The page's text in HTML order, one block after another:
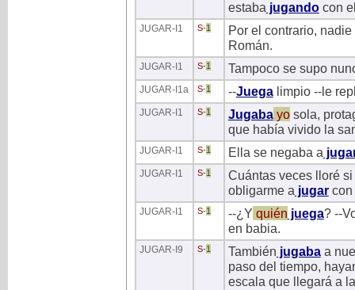
estaba jugandocon
JUGAR-I1 S-1
Por el contrario,
Román.
JUGAR-I1 S-1 Tampoco se supo
JUGAR-I1a S-1 --Juegalimpio --le
JUGAR-I1 S-1 Jugabayosola,
que había vivido la
JUGAR-I1 S-1 Ella se negaba a
JUGAR-I1 S-1
Cuántas veces lloré
obligarme a jugarcon
JUGAR-I1 S-1 --¿Y quién juega? --
en babia.
JUGAR-I9 S-1 También jugabaa
paso del tiempo,
escala que llegará a